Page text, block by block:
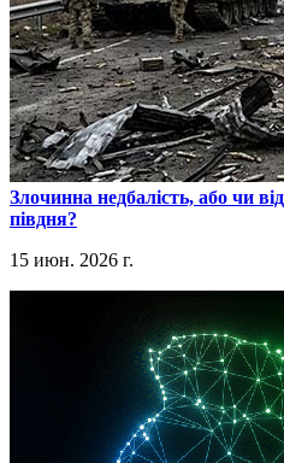
​Злочинна недбалість, або чи
півдня?
15 июн. 2026 г.